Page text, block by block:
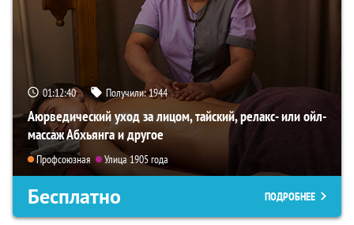
01:12:39 Получили:1944
Аюрведический уход за лицом, тайский, релакс- или ойл-
массаж Абхьянга и другое
Профсоюзная Улица 1905 года
Бесплатно ПОДРОБНЕЕ